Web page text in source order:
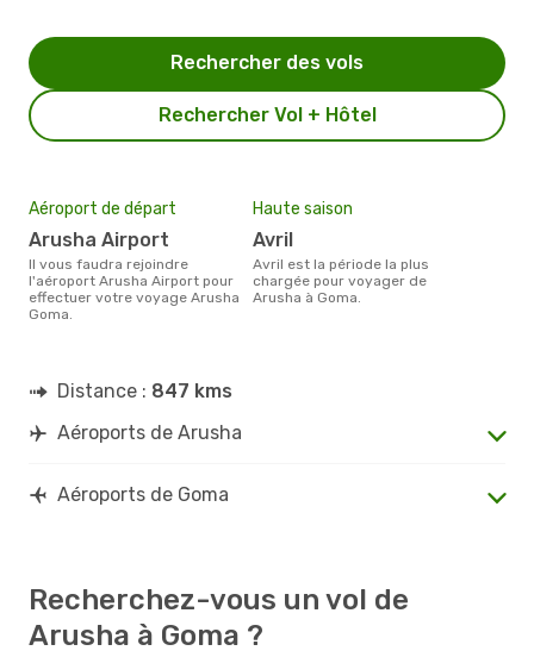
Rechercher Vol + Hôtel
Rechercher des vols
Aéroport de départ
Arusha Airport
Il vous faudra rejoindre
l'aéroport Arusha Airport pour
effectuer votre voyage Arusha
Goma.
Haute saison
avril
avril est la période la plus
chargée pour voyager de
Arusha à Goma.
Distance : 847 kms
Aéroports de Arusha
Aéroports de Goma
Recherchez-vous un vol de
Arusha à Goma ?